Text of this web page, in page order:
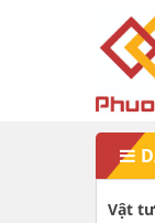
Vật